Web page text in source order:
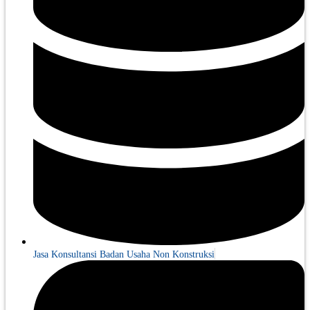
Jasa Konsultansi Badan Usaha Non Konstruksi